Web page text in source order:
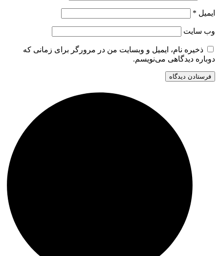
ایمیل *
وب‌ سایت
ذخیره نام، ایمیل و وبسایت من در مرورگر برای زمانی که
دوباره دیدگاهی می‌نویسم.